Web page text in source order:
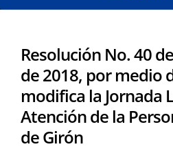
Resolución No. 40
de 2018, por medio
modifica la Jornada
Atención de la
de Girón